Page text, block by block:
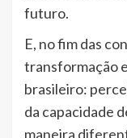
futuro.
E, no fim das
transformação
brasileiro:
da capacidade
maneira